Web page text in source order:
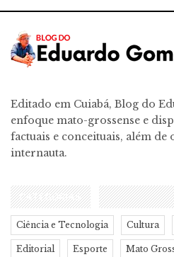
Editado em Cuiabá, Blog do
enfoque mato-grossense e
factuais e conceituais, além
internauta.
CATEGORIAS
Ciência e Tecnologia Cultura
Editorial Esporte Mato